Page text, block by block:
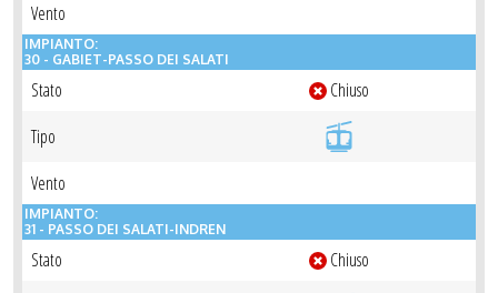
Vento
IMPIANTO:
30 - GABIET-PASSO DEI SALATI
Stato
Chiuso
Tipo
Vento
IMPIANTO:
31 - PASSO DEI SALATI-INDREN
Stato
Chiuso